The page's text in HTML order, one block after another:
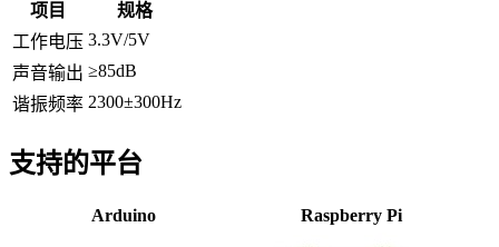
项目
规格
工作电压 3.3V/5V
声音输出 ≥85dB
谐振频率 2300±300Hz
支持的平台
Arduino Raspberry Pi